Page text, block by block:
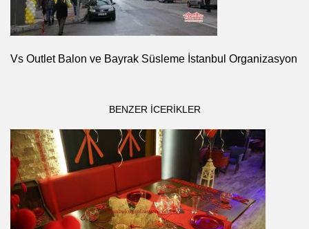
Vs Outlet Balon ve Bayrak Süsleme İstanbul Organizasyon
BENZER ICERIKLER